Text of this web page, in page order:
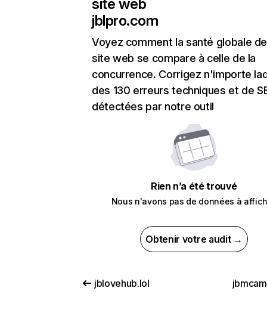
site web
jblpro.com
Voyez comment la santé globale
site web se compare à celle de la
concurrence. Corrigez n'importe
des 130 erreurs techniques et de
détectées par notre outil
Rien n’a été trouvé
Nous n'avons pas de données à
Obtenir votre audit →
jblovehub.lol